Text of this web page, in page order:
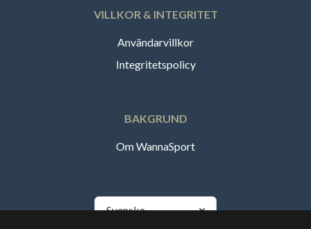
VILLKOR & INTEGRITET
Användarvillkor
Integritetspolicy
BAKGRUND
Om WannaSport
Svenska